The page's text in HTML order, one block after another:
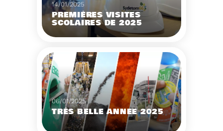
14/01/2025
PREMIÈRES VISITES
SCOLAIRES DE 2025
scolaires ont participé à
une visite du Centre de
tri du Sydetom66 et de
l’Unité de Valorisation
Voir plus
06/01/2025
TRÈS BELLE ANNÉE 2025